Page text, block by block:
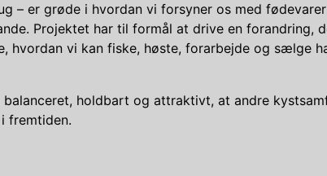
– er grøde i hvordan vi forsyner os med
Projektet har til formål at drive en
hvordan vi kan fiske, høste, forarbejde og sælge
holdbart og attraktivt, at andre
fremtiden.